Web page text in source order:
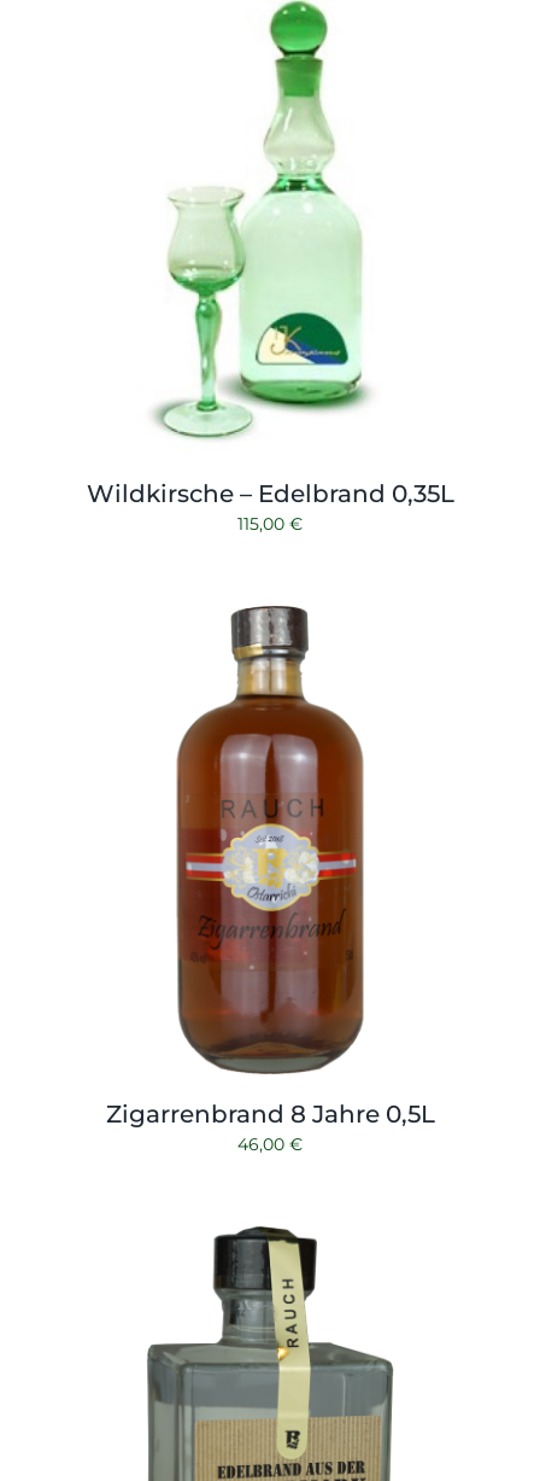
Shop
Kontakt
Wildkirsche – Edelbrand 0,35L
115,00 €
Zigarrenbrand 8 Jahre 0,5L
46,00 €